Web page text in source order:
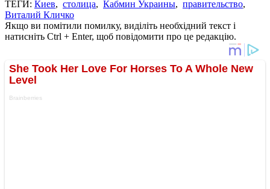
ТЕГИ: Киев, столица, Кабмин Украины, правительство,
Виталий Кличко
Якщо ви помітили помилку, виділіть необхідний текст і
натисніть Ctrl + Enter, щоб повідомити про це редакцію.